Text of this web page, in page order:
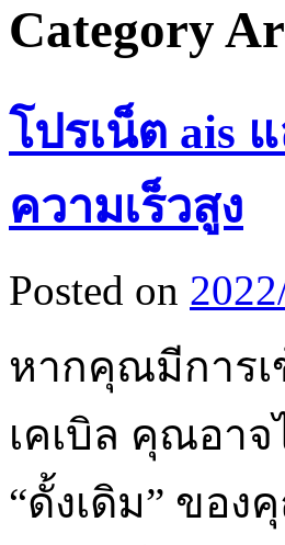
Category
โปรเน็ต ais
ความเร็วสูง
Posted on
หากคุณมีการเ
เคเบิล คุณอา
“ดั้งเดิม” ขอ